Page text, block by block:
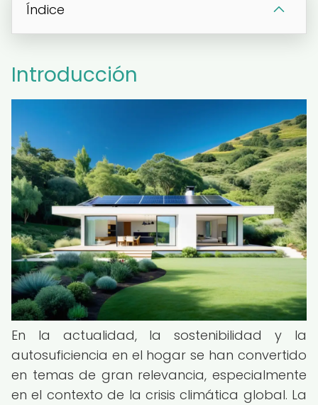
Índice
Introducción
En la actualidad, la sostenibilidad y la
autosuficiencia en el hogar se han convertido
en temas de gran relevancia, especialmente
en el contexto de la crisis climática global. La